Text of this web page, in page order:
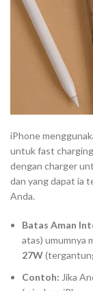
iPhone
untukfast charging
dengan charger
dan yang dapat ia
Anda.
Batas Aman
atas) umumnya
27W
Contoh: Jika